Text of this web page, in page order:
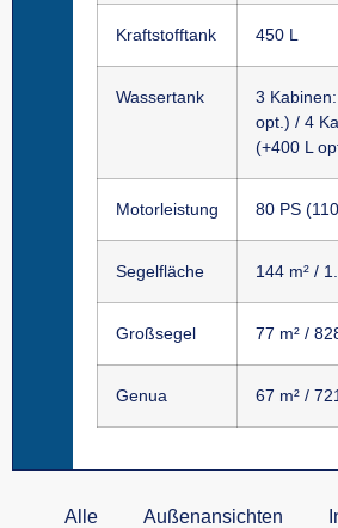
Kraftstofftank 450 L
Wassertank
3
opt.) / 4
(+400 L
Motorleistung 80 PS
Segelfläche 144 m² /
Großsegel 77 m² /
Genua 67 m² /
Alle Außenansichten